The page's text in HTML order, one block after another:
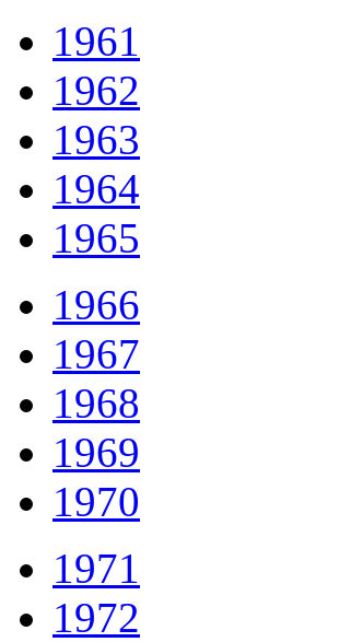
1961
1962
1963
1964
1965
1966
1967
1968
1969
1970
1971
1972